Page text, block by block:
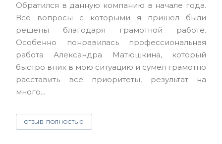
Обратился в данную компанию в начале года.
Все вопросы с которыми я пришел были
решены благодаря грамотной работе.
Особенно понравилась профессиональная
работа Александра Матюшкина, который
быстро вник в мою ситуацию и сумел грамотно
расставить все приоритеты, результат на
много...
ОТЗЫВ ПОЛНОСТЬЮ